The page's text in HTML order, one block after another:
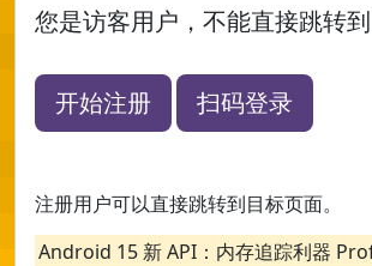
您是访客用户，不能直接跳转到
开始注册 扫码登录
注册用户可以直接跳转到目标页面。
Android 15 新 API：内存追踪利器